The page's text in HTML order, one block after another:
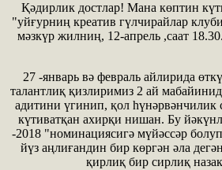
Қəдирлик достлар! Мана көптин
"уйғурниң креатив гүлчирайлар
мəзкүр жилниң, 12-апрель ,саат
27 -январь вə февраль айлирида
талантлиқ қизлиримиз 2 ай
адитини үгинип, қол
күтиватқан ахирқи нишан. Бу
-2018 "номинациясигə мүйəссəр
йүз аңлиғандин бир көргəн əла
қирлиқ бир сирлиқ